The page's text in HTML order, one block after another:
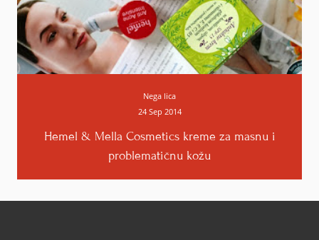
Nega lica
24 Sep 2014
Hemel & Mella Cosmetics kreme za masnu i
problematičnu kožu